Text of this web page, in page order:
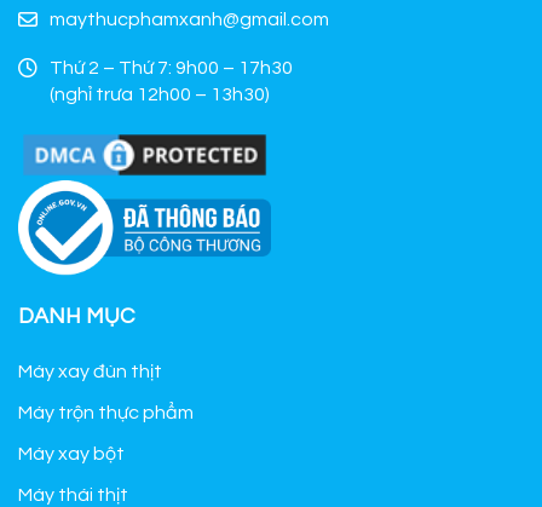
maythucphamxanh@gmail.com
Thứ 2 – Thứ 7: 9h00 – 17h30
(nghỉ trưa 12h00 – 13h30)
DANH MỤC
Máy xay đùn thịt
Máy trộn thực phẩm
Máy xay bột
Máy thái thịt